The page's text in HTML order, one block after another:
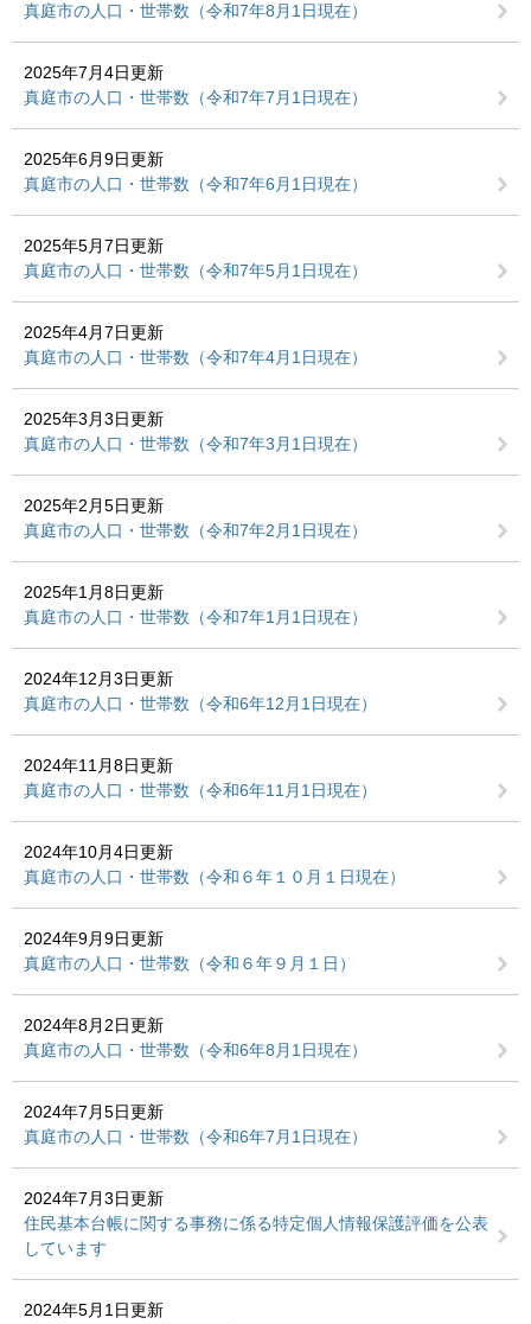
真庭市の人口・世帯数（令和7年8月1日現在）
2025年7月4日更新
真庭市の人口・世帯数（令和7年7月1日現在）
2025年6月9日更新
真庭市の人口・世帯数（令和7年6月1日現在）
2025年5月7日更新
真庭市の人口・世帯数（令和7年5月1日現在）
2025年4月7日更新
真庭市の人口・世帯数（令和7年4月1日現在）
2025年3月3日更新
真庭市の人口・世帯数（令和7年3月1日現在）
2025年2月5日更新
真庭市の人口・世帯数（令和7年2月1日現在）
2025年1月8日更新
真庭市の人口・世帯数（令和7年1月1日現在）
2024年12月3日更新
真庭市の人口・世帯数（令和6年12月1日現在）
2024年11月8日更新
真庭市の人口・世帯数（令和6年11月1日現在）
2024年10月4日更新
真庭市の人口・世帯数（令和６年１０月１日現在）
2024年9月9日更新
真庭市の人口・世帯数（令和６年９月１日）
2024年8月2日更新
真庭市の人口・世帯数（令和6年8月1日現在）
2024年7月5日更新
真庭市の人口・世帯数（令和6年7月1日現在）
2024年7月3日更新
住民基本台帳に関する事務に係る特定個人情報保護評価を公表
しています
2024年5月1日更新